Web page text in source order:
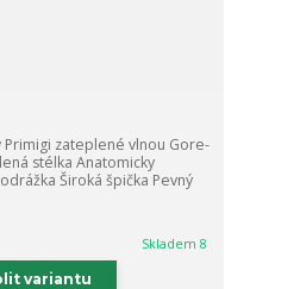
Primigi zateplené vlnou Gore-
stélka Anatomicky
Široká špička Pevný
Skladem 8
variantu